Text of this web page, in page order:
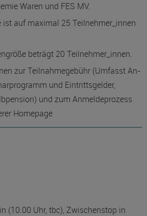
Waren und FES MV.
ist auf maximal 25 Teilnehmer_innen
beträgt 20 Teilnehmer_innen.
zur Teilnahmegebühr (Umfasst An-
und Eintrittsgelder,
und zum Anmeldeprozess
Homepage
(10.00 Uhr, tbc), Zwischenstop in